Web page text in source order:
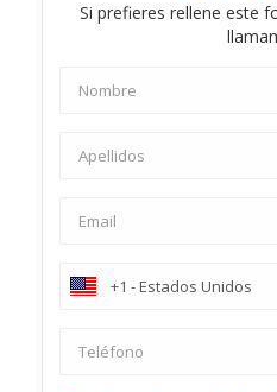
Si prefieres rellene este